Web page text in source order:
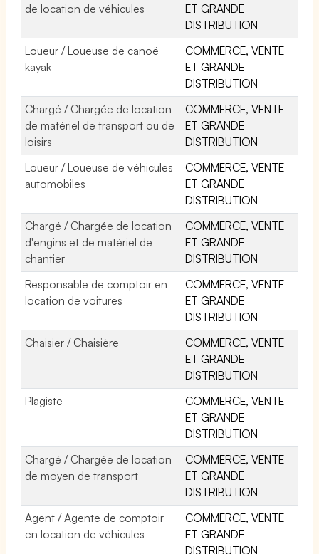
de location de véhicules
ET GRANDE
DISTRIBUTION
Loueur / Loueuse de canoë
kayak
COMMERCE, VENTE
ET GRANDE
DISTRIBUTION
Chargé / Chargée de location
de matériel de transport ou de
loisirs
COMMERCE, VENTE
ET GRANDE
DISTRIBUTION
Loueur / Loueuse de véhicules
automobiles
COMMERCE, VENTE
ET GRANDE
DISTRIBUTION
Chargé / Chargée de location
d'engins et de matériel de
chantier
COMMERCE, VENTE
ET GRANDE
DISTRIBUTION
Responsable de comptoir en
location de voitures
COMMERCE, VENTE
ET GRANDE
DISTRIBUTION
Chaisier / Chaisière
COMMERCE, VENTE
ET GRANDE
DISTRIBUTION
Plagiste
COMMERCE, VENTE
ET GRANDE
DISTRIBUTION
Chargé / Chargée de location
de moyen de transport
COMMERCE, VENTE
ET GRANDE
DISTRIBUTION
Agent / Agente de comptoir
en location de véhicules
COMMERCE, VENTE
ET GRANDE
DISTRIBUTION